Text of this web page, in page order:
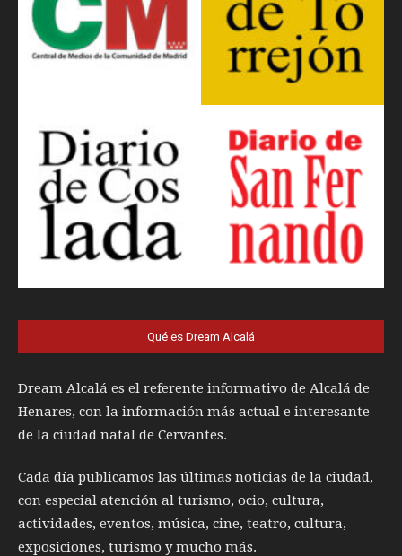
Qué es Dream Alcalá
Dream Alcalá es el referente informativo de Alcalá de
Henares, con la información más actual e interesante
de la ciudad natal de Cervantes.
Cada día publicamos las últimas noticias de la ciudad,
con especial atención al turismo, ocio, cultura,
actividades, eventos, música, cine, teatro, cultura,
exposiciones, turismo y mucho más.